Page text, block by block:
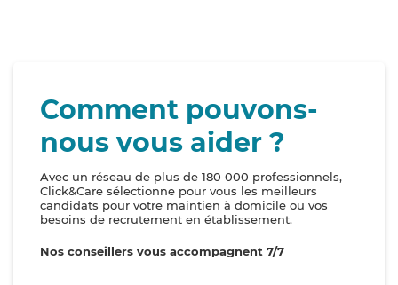
Comment pouvons-
nous vous aider ?
Avec un réseau de plus de 180 000 professionnels,
Click&Care sélectionne pour vous les meilleurs
candidats pour votre maintien à domicile ou vos
besoins de recrutement en établissement.
Nos conseillers vous accompagnent 7/7